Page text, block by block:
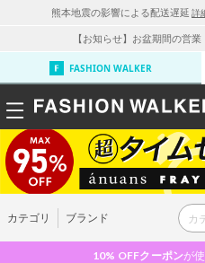
熊本地震の影響による配送遅延 詳
【お知らせ】お盆期間の営
FASHION WALKER
カテゴリ ブランド
10% OFFクーポンが